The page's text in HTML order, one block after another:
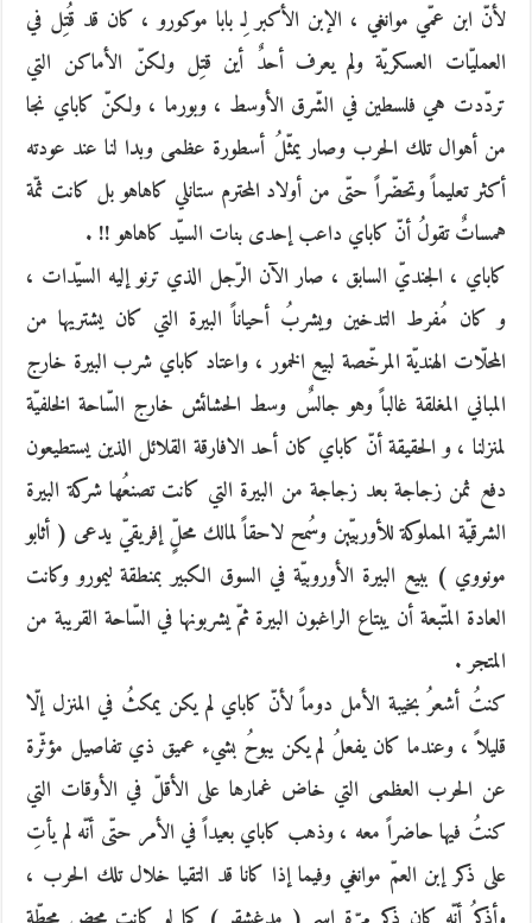
لأنّ ابن عمّي موانغي ، الإبن الأكبر لِـ بابا موكورو ، كان قد قُتِل في
العمليّات العسكريّة ولم يعرف أحدٌ أين قتِل ولكنّ الأماكن التي
تردّدت هي فلسطين في الشّرق الأوسط ، وبورما ، ولكنّ كاباي نجا
من أهوال تلك الحرب وصار يمثّلُ أسطورة عظمى وبدا لنا عند عودته
أكثر تعليماً وتحضّراً حتّى من أولاد المحترم ستانلي كاهاهو بل كانت ثمّة
همساتٌ تقولُ أنّ كاباي داعب إحدى بنات السيّد كاهاهو !! .
كاباي ، الجنديّ السابق ، صار الآن الرّجل الذي ترنو إليه السيّدات ،
و كان مُفرط التدخين ويشربُ أحياناً البيرة التي كان يشتريها من
المحلّات الهنديّة المرخّصة لبيع الخمور ، واعتاد كاباي شرب البيرة خارج
المباني المغلقة غالباً وهو جالسٌ وسط الحشائش خارج السّاحة الخلفيّة
لمنزلنا ، و الحقيقة أنّ كاباي كان أحد الافارقة القلائل الذين يستطيعون
دفع ثمن زجاجة بعد زجاجة من البيرة التي كانت تصنعُها شركة البيرة
الشرقيّة المملوكة للأوربيّين وسُمح لاحقاً لمالك محلٍّ إفريقيّ يدعى ( أثابو
مونووي ) ببيع البيرة الأوروبيّة في السوق الكبير بمنطقة ليمورو وكانت
العادة المتّبعة أن يبتاع الراغبون البيرة ثمّ يشربونها في السّاحة القريبة من
المتجر .
كنتُ أشعرُ بخيبة الأمل دوماً لأنّ كاباي لم يكن يمكثُ في المنزل إلّا
قليلاً ، وعندما كان يفعلُ لم يكن يبوحُ بشيء عميق ذي تفاصيل مؤثّرة
عن الحرب العظمى التي خاض غمارها على الأقلّ في الأوقات التي
كنتُ فيها حاضراً معه ، وذهب كاباي بعيداً في الأمر حتّى أنّه لم يأتِ
على ذكر إبن العمّ موانغي وفيما إذا كانا قد التقيا خلال تلك الحرب ،